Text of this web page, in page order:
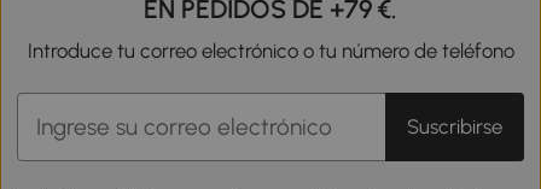
EN PEDIDOS DE +79 €.
Introduce tu correo electrónico o tu número de teléfono
Suscribirse